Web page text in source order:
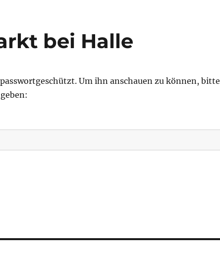
bei Halle
Um ihn anschauen zu können, bitte